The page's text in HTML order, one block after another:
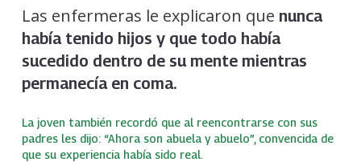
Las enfermeras le explicaron que nunca
había tenido hijos y que todo había
sucedido dentro de su mente mientras
permanecía en coma.
La joven también recordó que al reencontrarse con sus
padres les dijo: “Ahora son abuela y abuelo”, convencida de
que su experiencia había sido real.